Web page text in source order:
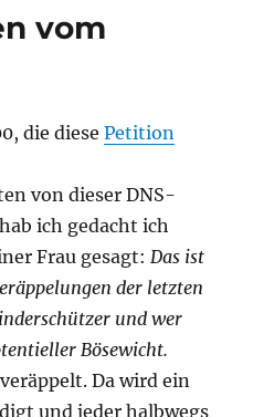
Studio
vom
die diesePetition
von dieser DNS-
ich gedacht ich
Frau gesagt:Das ist
der letzten
und wer
Bösewicht.
Da wird ein
und jeder halbwegs